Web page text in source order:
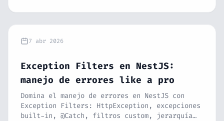
7 abr 2026
Exception Filters en NestJS:
manejo de errores like a pro
Domina el manejo de errores en NestJS con
Exception Filters: HttpException, excepciones
built-in, @Catch, filtros custom, jerarquía